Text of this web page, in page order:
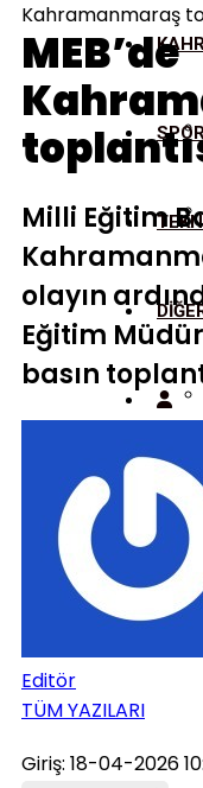
Kahramanmaraş
MEB’de
Milli Eğitim
olayın
Eğitim
basın
Editör
TÜM YAZILARI
Giriş: 18-04-2026